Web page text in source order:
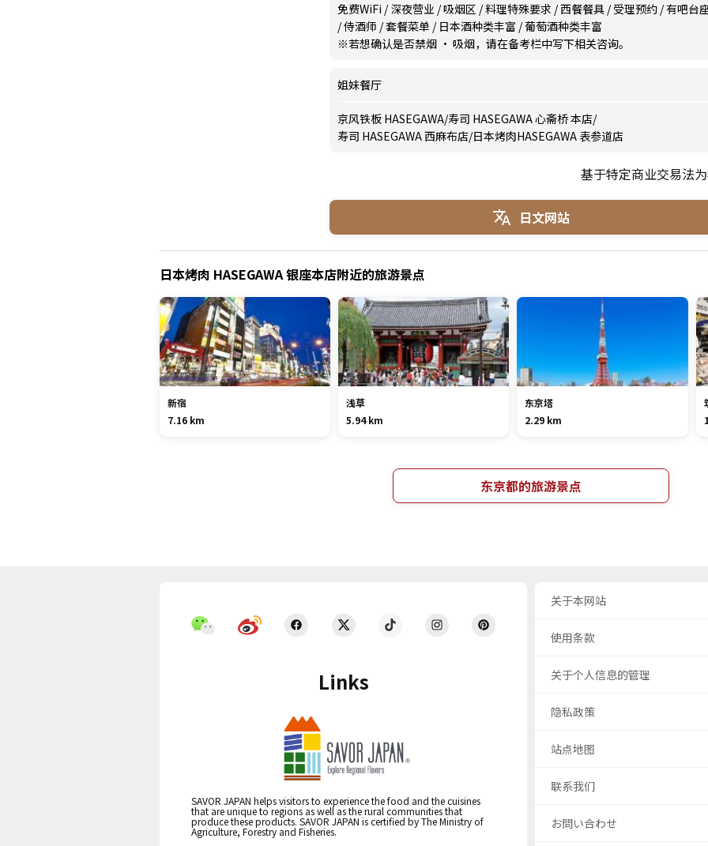
免费WiFi /深夜营业 /吸烟区 /料理特殊要求 /西餐餐具 /受理预约 /有吧台
/侍酒师 /套餐菜单 / 日本酒种类丰富 /葡萄酒种类丰富
※若想确认是否禁烟 · 吸烟，请在备考栏中写下相关咨询。
姐妹餐厅
京风铁板 HASEGAWA/寿司 HASEGAWA 心斋桥 本店/
寿司 HASEGAWA 西麻布店/日本烤肉HASEGAWA 表参道店
基于特定商业交易法
日文网站
日本烤肉 HASEGAWA 银座本店附近的旅游景点
新宿
7.16 km
浅草
5.94 km
东京塔
2.29 km
东京都的旅游景点
Links
SAVOR JAPAN helps visitors to experience the food and the cuisines
that are unique to regions as well as the rural communities that
produce these products. SAVOR JAPAN is certified by The Ministry of
Agriculture, Forestry and Fisheries.
关于本网站
使用条款
关于个人信息的管理
隐私政策
站点地图
联系我们
お問い合わせ